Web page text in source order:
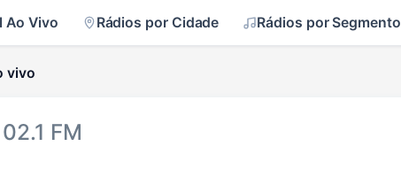
Ao Vivo Rádios por Cidade Rádios por Segmento
vivo
FM